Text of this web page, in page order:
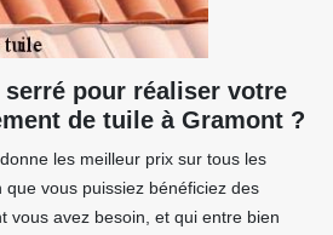
pour réaliser votre
de tuile à Gramont ?
les meilleur prix sur tous les
vous puissiez bénéficiez des
vous avez besoin, et qui entre bien